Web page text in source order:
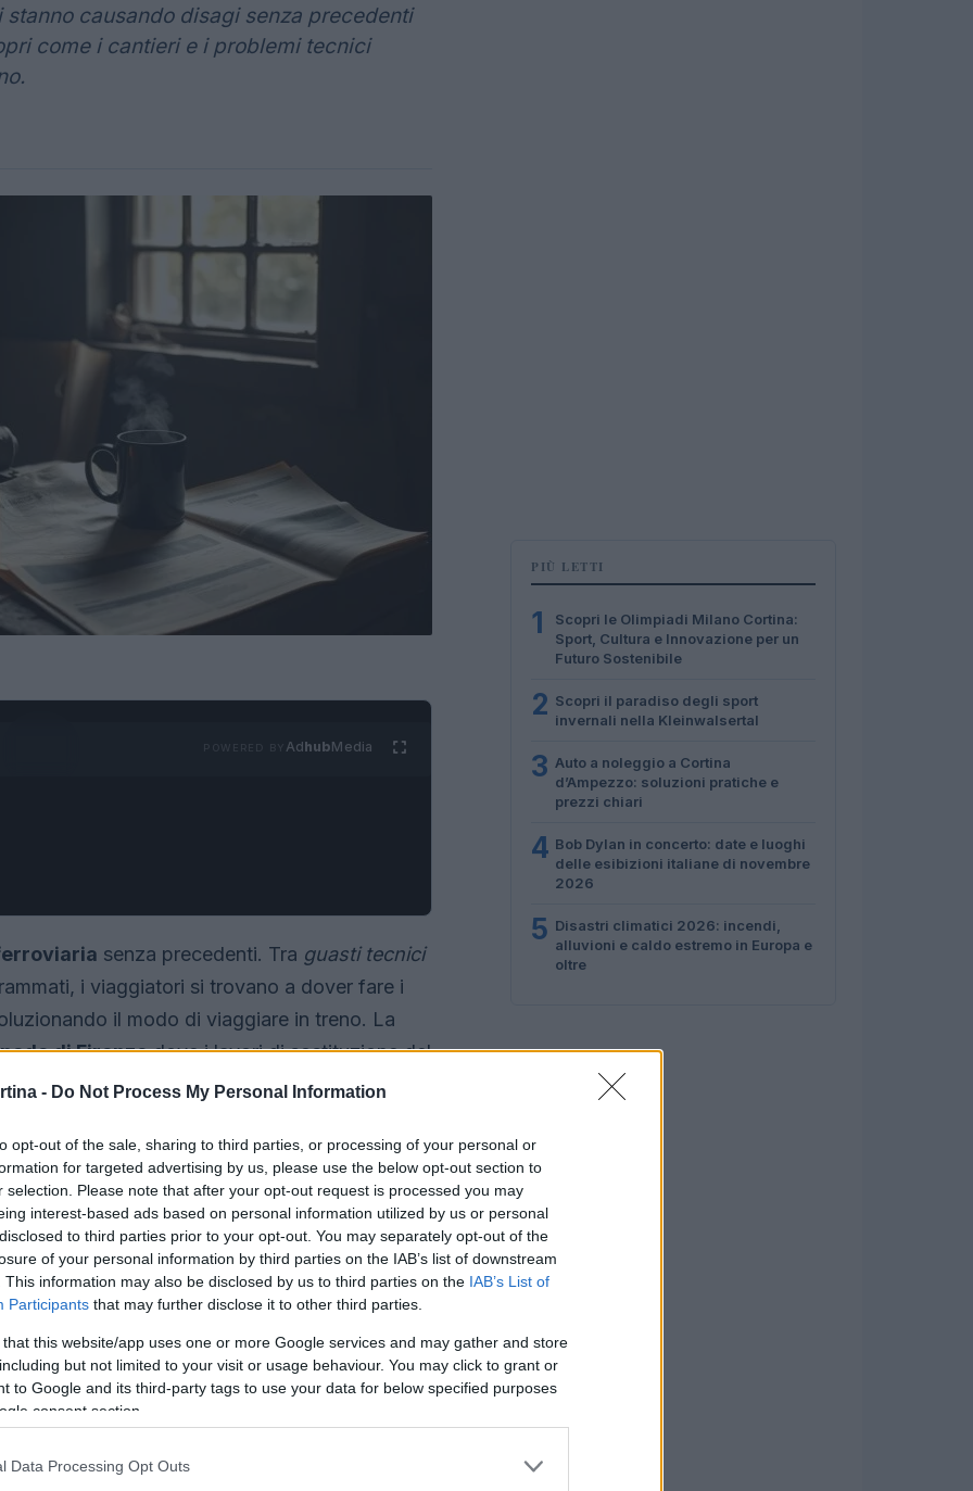
- Do Not Process My Personal Information
opt-out of the sale, sharing to third parties, or processing of your personal or
for targeted advertising by us, please use the below opt-out section to
selection. Please note that after your opt-out request is processed you may
interest-based ads based on personal information utilized by us or personal
to third parties prior to your opt-out. You may separately opt-out of the
of your personal information by third parties on the IAB’s list of downstream
This information may also be disclosed by us to third parties on the IAB’s List of
Participants that may further disclose it to other third parties.
that this website/app uses one or more Google services and may gather and store
but not limited to your visit or usage behaviour. You may click to grant or
to Google and its third-party tags to use your data for below specified purposes
consent section.
Data Processing Opt Outs
causando disagi senza precedenti
come i cantieri e i problemi tecnici
AdhubMedia
senza precedenti. Tra guasti tecnici
i viaggiatori si trovano a dover fare i
il modo di viaggiare in treno. La
nodo di Firenzedove i lavori di sostituzione del
l’Italia in due.
PIÙ LETTI
1
Scopri le Olimpiadi Milano Cortina:
Sport, Cultura e Innovazione per un
Futuro Sostenibile
2 Scopri il paradiso degli sport
invernali nella Kleinwalsertal
3 Auto a noleggio a Cortina
d’Ampezzo: soluzioni pratiche e
prezzi chiari
4 Bob Dylan in concerto: date e luoghi
delle esibizioni italiane di novembre
2026
5 Disastri climatici 2026: incendi,
alluvioni e caldo estremo in Europa e
oltre